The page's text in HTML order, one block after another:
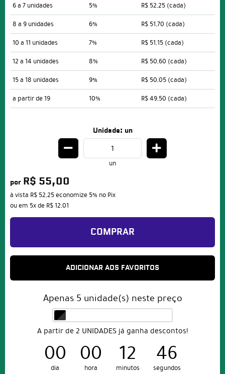
6 a 7 unidades
5% R$ 52,25 (cada)
8 a 9 unidades
6% R$ 51,70 (cada)
10 a 11 unidades
7% R$ 51,15 (cada)
12 a 14 unidades
8% R$ 50,60 (cada)
15 a 18 unidades
9% R$ 50,05 (cada)
a partir de 19
10% R$ 49,50 (cada)
Unidade: un
un
por R$ 55,00
à vista R$ 52,25economize 5% no Pix
ou em 5xde R$ 12,01
COMPRAR
ADICIONAR AOS FAVORITOS
Apenas 5 unidade(s) neste preço
A partir de 2 UNIDADES já ganha descontos!
00
dia
00
hora
12
minutos
46
segundos